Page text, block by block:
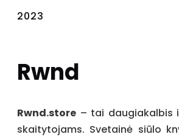
2023
Rwnd
Rwnd.store – tai daugiakalbis
skaitytojams. Svetainė siūlo